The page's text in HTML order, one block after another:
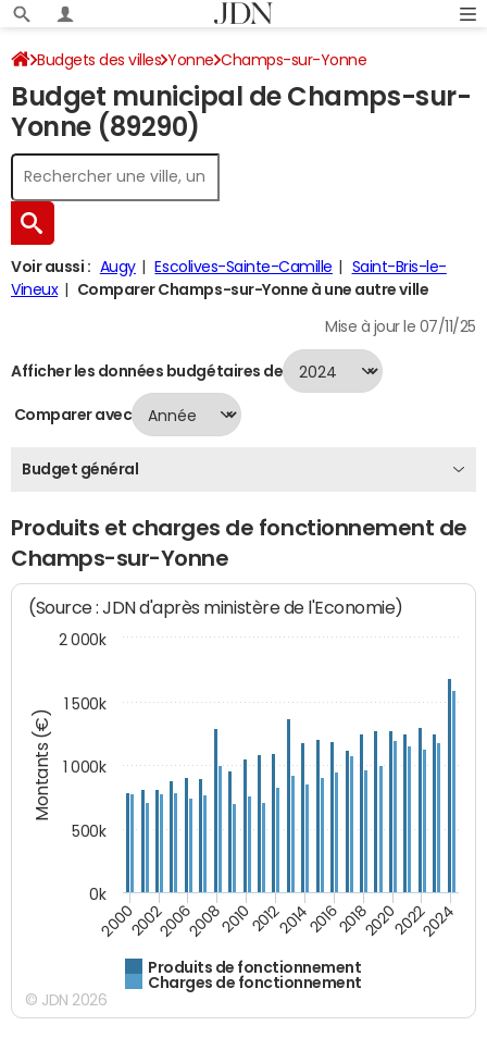
Budgets des villes Yonne Champs-sur-Yonne
Budget 2024
Budget municipal de Champs-sur-
Yonne (89290)
Voir aussi : Augy Escolives-Sainte-Camille
Saint-Bris-le-
Vineux
Comparer Champs-sur-Yonne à une autre ville
Mise à jour le 07/11/25
Afficher les données budgétaires de
Comparer avec
Budget général
Produits et charges de fonctionnement de
Champs-sur-Yonne
Montants (€)
(Source : JDN d'après ministère de l'Economie)
Produits de fonctionnement
Charges de fonctionnement
200020022006200820102012201420162018202020222024
0k
500k
1 000k
1 500k
2 000k
© JDN 2026